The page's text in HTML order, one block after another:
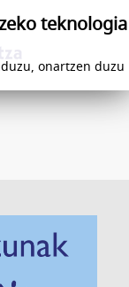
teknologia
onartzen duzu